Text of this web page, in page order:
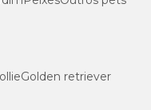
Golden retriever